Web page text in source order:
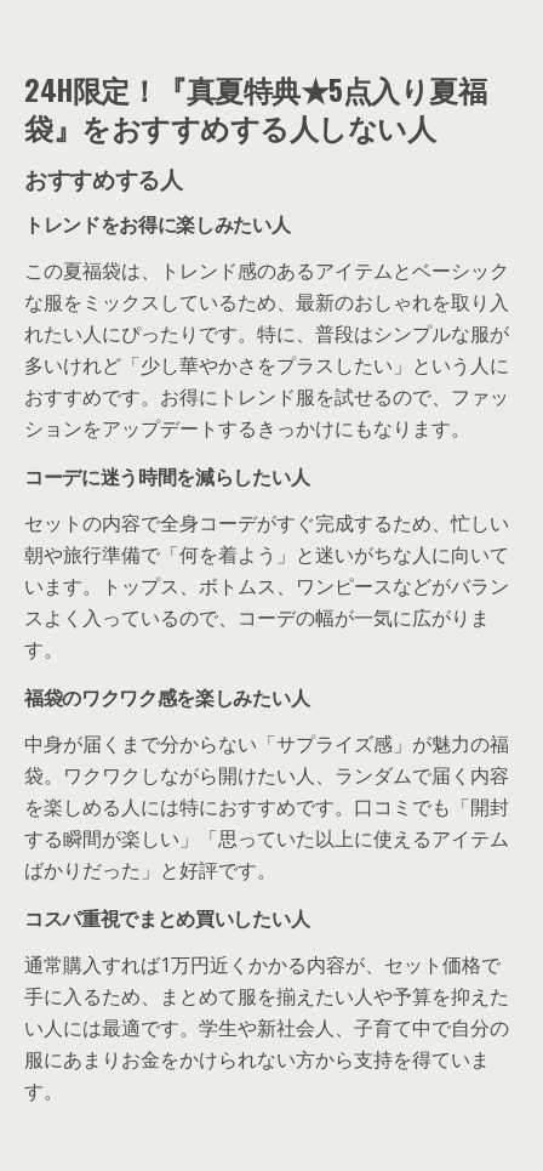
24H限定！『真夏特典★5点入り夏福
袋』をおすすめする人しない人
おすすめする人
トレンドをお得に楽しみたい人
この夏福袋は、トレンド感のあるアイテムとベーシック
な服をミックスしているため、最新のおしゃれを取り入
れたい人にぴったりです。特に、普段はシンプルな服が
多いけれど「少し華やかさをプラスしたい」という人に
おすすめです。お得にトレンド服を試せるので、ファッ
ションをアップデートするきっかけにもなります。
コーデに迷う時間を減らしたい人
セットの内容で全身コーデがすぐ完成するため、忙しい
朝や旅行準備で「何を着よう」と迷いがちな人に向いて
います。トップス、ボトムス、ワンピースなどがバラン
スよく入っているので、コーデの幅が一気に広がりま
す。
福袋のワクワク感を楽しみたい人
中身が届くまで分からない「サプライズ感」が魅力の福
袋。ワクワクしながら開けたい人、ランダムで届く内容
を楽しめる人には特におすすめです。口コミでも「開封
する瞬間が楽しい」「思っていた以上に使えるアイテム
ばかりだった」と好評です。
コスパ重視でまとめ買いしたい人
通常購入すれば1万円近くかかる内容が、セット価格で
手に入るため、まとめて服を揃えたい人や予算を抑えた
い人には最適です。学生や新社会人、子育て中で自分の
服にあまりお金をかけられない方から支持を得ていま
す。